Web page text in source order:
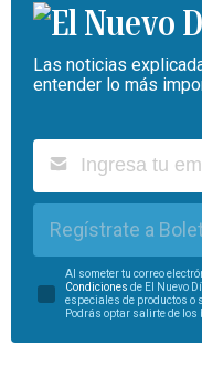
Las noticias
entender lo más
Regístrate a
Al someter tu correo
Condiciones de El Nuevo
especiales de productos o
Podrás optar salirte de los